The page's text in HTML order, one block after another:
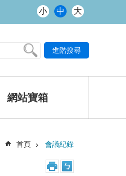
小 中 大
進階搜尋
網站寶箱
首頁 會議紀錄